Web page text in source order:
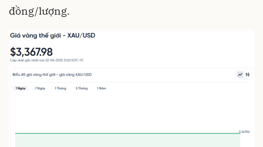
đồng/lượng.